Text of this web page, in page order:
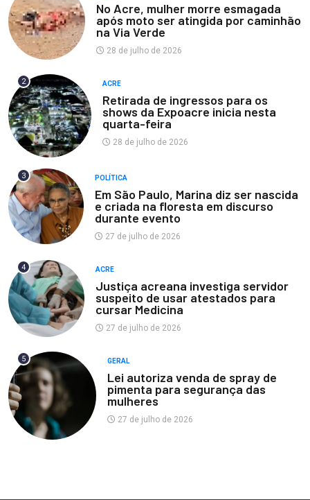
No Acre, mulher morre esmagada
após moto ser atingida por caminhão
na Via Verde
28 de julho de 2026
2 ACRE
Retirada de ingressos para os
shows da Expoacre inicia nesta
quarta-feira
28 de julho de 2026
3 POLÍTICA
Em São Paulo, Marina diz ser nascida
e criada na floresta em discurso
durante evento
27 de julho de 2026
4 ACRE
Justiça acreana investiga servidor
suspeito de usar atestados para
cursar Medicina
27 de julho de 2026
5 GERAL
Lei autoriza venda de spray de
pimenta para segurança das
mulheres
27 de julho de 2026